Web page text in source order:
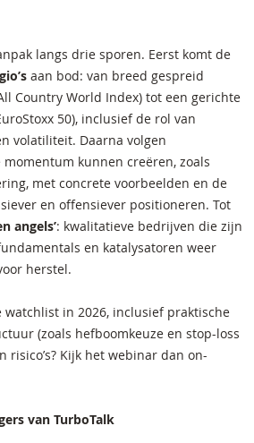
langs drie sporen. Eerst komt de
aan bod: van breed gespreid
Country World Index) tot een gerichte
50), inclusief de rol van
volatiliteit. Daarna volgen
momentum kunnen creëren, zoals
met concrete voorbeelden en de
en offensiever positioneren. Tot
angels’: kwalitatieve bedrijven die zijn
en katalysatoren weer
herstel.
in 2026, inclusief praktische
(zoals hefboomkeuze en stop-loss
risico’s? Kijk het webinar dan on-
van TurboTalk